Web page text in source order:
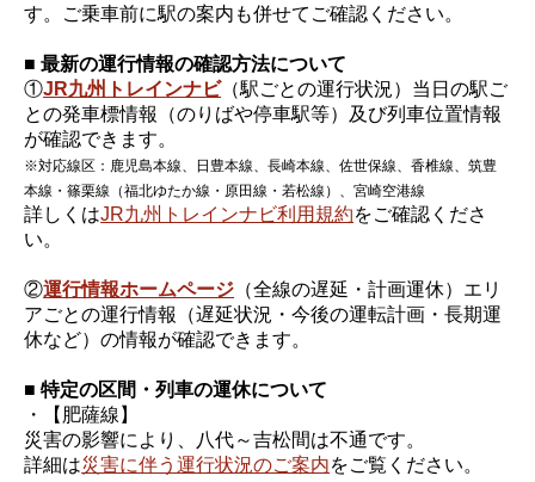
す。ご乗車前に駅の案内も併せてご確認ください。
■ 最新の運行情報の確認方法について
①JR九州トレインナビ（駅ごとの運行状況）当日の駅ご
との発車標情報（のりばや停車駅等）及び列車位置情報
が確認できます。
※対応線区：鹿児島本線、日豊本線、長崎本線、佐世保線、香椎線、筑豊
本線・篠栗線（福北ゆたか線・原田線・若松線）、宮崎空港線
詳しくはJR九州トレインナビ利用規約をご確認くださ
い。
②運行情報ホームページ （全線の遅延・計画運休）エリ
アごとの運行情報（遅延状況・今後の運転計画・長期運
休など）の情報が確認できます。
■ 特定の区間・列車の運休について
・【肥薩線】
災害の影響により、八代～吉松間は不通です。
詳細は災害に伴う運行状況のご案内をご覧ください。